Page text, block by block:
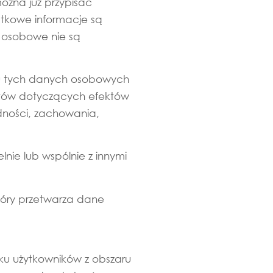
informacje są
nie są
tych danych osobowych
dotyczących efektów
zachowania,
lub wspólnie z innymi
przetwarza dane
użytkowników z obszaru